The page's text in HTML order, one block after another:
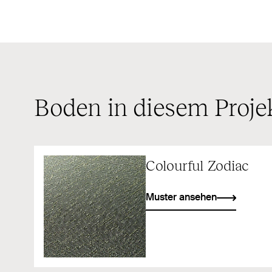
Boden in diesem
Colourful Zodiac
Muster ansehen